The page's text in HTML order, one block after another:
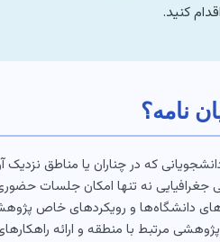
کنید.
نامه؟
که در چناران یا مناطق
نه تنها امکان جلسات حضوری
دانشگاه‌ها و رویکردهای خاص
مرتبط با منطقه و ارائه